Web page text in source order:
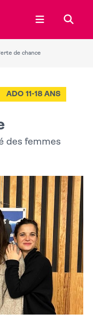
Ouvrir le
de chance
ADO 11-18 ANS
des femmes